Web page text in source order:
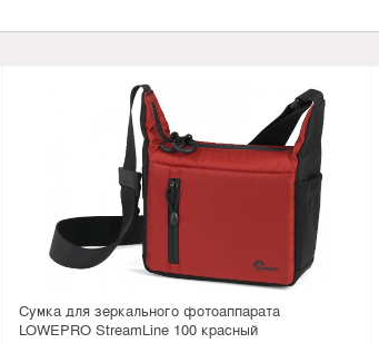
Сумка для зеркального фотоаппарата
LOWEPRO StreamLine 100 красный